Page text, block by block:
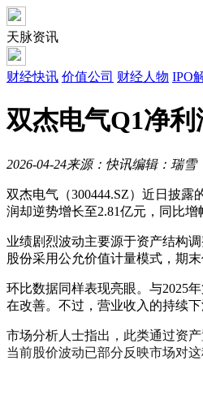
天脉资讯
财经快讯 价值公司 财经人物 IPO
双杰电气Q1净
2026-04-24来源：快讯编辑：瑞雪
双杰电气（300444.SZ）近日披
润却逆势增长至2.81亿元，同比增
业绩剧烈波动主要源于资产结构
股份采用公允价值计量模式，期
环比数据同样表现亮眼。与2025
在改善。不过，营业收入的持续
市场分析人士指出，此类通过资
当前股价波动已部分反映市场对